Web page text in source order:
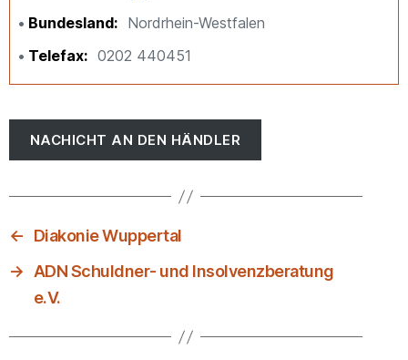
Bundesland
Nordrhein-Westfalen
Telefax
0202 440451
NACHICHT AN DEN HÄNDLER
←
Diakonie Wuppertal
→
ADN Schuldner- und Insolvenzberatung
e.V.